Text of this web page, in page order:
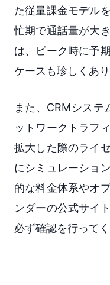
た従量課金モデル
忙期で通話量が大
は、ピーク時に予
ケースも珍しくあり
また、CRMシステ
ットワークトラフ
拡大した際のライ
にシミュレーショ
的な料金体系やオ
ンダーの公式サイ
必ず確認を行ってく